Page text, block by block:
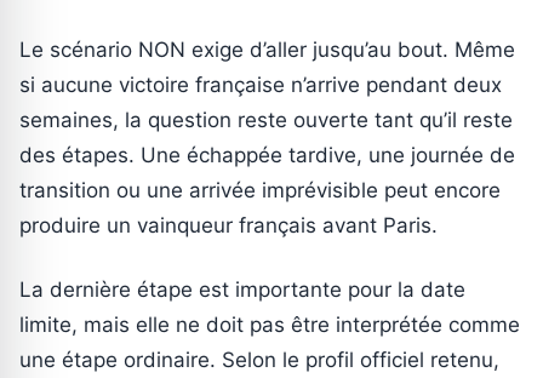
Le scénario NON exige d’aller jusqu’au bout. Même
si aucune victoire française n’arrive pendant deux
semaines, la question reste ouverte tant qu’il reste
des étapes. Une échappée tardive, une journée de
transition ou une arrivée imprévisible peut encore
produire un vainqueur français avant Paris.
La dernière étape est importante pour la date
limite, mais elle ne doit pas être interprétée comme
une étape ordinaire. Selon le profil officiel retenu,